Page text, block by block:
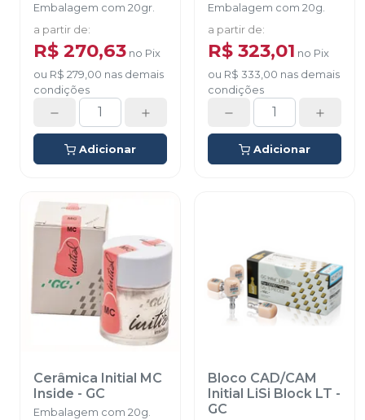
Embalagem com 20gr.
a partir de:
R$ 270,63 no Pix
ou R$ 279,00 nas demais
condições
Adicionar
Embalagem com 20g.
a partir de:
R$ 323,01 no Pix
ou R$ 333,00 nas demais
condições
Adicionar
Cerâmica Initial MC
Inside - GC
Embalagem com 20g.
Bloco CAD/CAM
Initial LiSi Block LT -
GC